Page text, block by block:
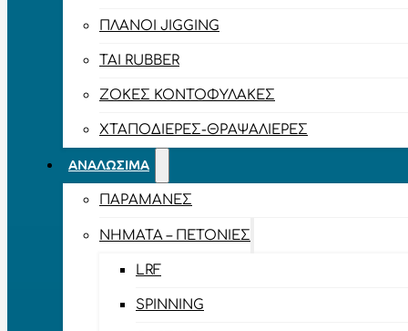
ΠΛΆΝΟΙ JIGGING
TAI RUBBER
ΖΌΚΕΣ ΚΟΝΤΟΦΎΛΑΚΕΣ
ΧΤΑΠΟΔΙΈΡΕΣ-ΘΡΑΨΑΛΙΈΡΕΣ
ΑΝΑΛΏΣΙΜΑ
ΠΑΡΑΜΆΝΕΣ
ΝΉΜΑΤΑ – ΠΕΤΟΝΙΈΣ
LRF
SPINNING